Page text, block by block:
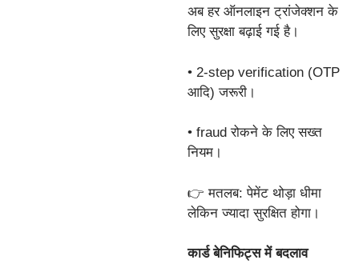
अब हर ऑनलाइन ट्रांजेक्शन के
लिए सुरक्षा बढ़ाई गई है।
• 2-step verification (OTP
आदि) जरूरी।
• fraud रोकने के लिए सख्त
नियम।
👉 मतलब: पेमेंट थोड़ा धीमा
लेकिन ज्यादा सुरक्षित होगा।
कार्ड बेनिफिट्स में बदलाव